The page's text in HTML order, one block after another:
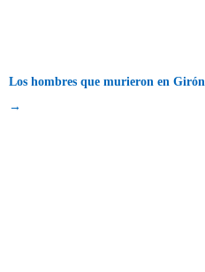
Los hombres que murieron en Girón
→